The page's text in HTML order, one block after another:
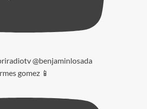
@benjaminlosada
gomez 📱